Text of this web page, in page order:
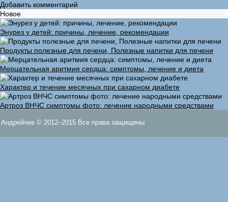
Добавить комментарий
Новое
Энурез у детей: причины, лечение, рекомендации
Продукты полезные для печени, Полезные напитки для печени
Мерцательная аритмия сердца: симптомы, лечение и диета
Характер и течение месячных при сахарном диабете
Артроз ВНЧС симптомы фото: лечение народными средствами
Андрейчев © 2012–2015 Все права защищены